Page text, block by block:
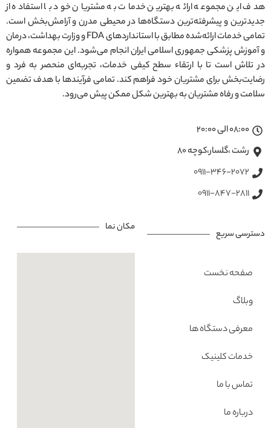
هدف این مجموعه ارائه بهترین خدمات به مشتریان خود با استفاده از
جدیدترین و پیشرفته‌ترین دستگاه‌ها در محیطی مدرن و آرامش‌بخش است.
تمامی خدمات ارائه‌شده مطابق با استانداردهای FDA و وزارت بهداشت، درمان
و آموزش پزشکی جمهوری اسلامی ایران انجام می‌شود. این مجموعه همواره
در تلاش است تا با ارتقاء سطح کیفی خدمات، تجربه‌ای منحصر به فرد و
رضایت‌بخش برای مشتریان خود فراهم کند. تمامی فرآیندها با هدف تضمین
سلامت و رفاه مشتریان به بهترین شکل ممکن پیش می‌رود.
08:00 الی 20:00
رشت ،گلسار،کوچه ۸۰
0911-346-2072
0911-847-2811
دسترسی سریع
صفحه نخست
وبلاگ
معرفی دستگاه ها
خدمات کلینیک
تماس با ما
درباره ما
مکان نما